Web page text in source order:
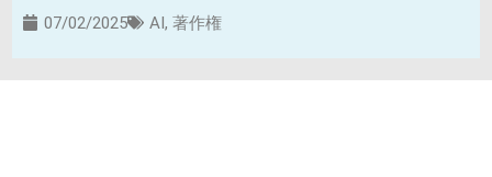
07/02/2025 AI, 著作権